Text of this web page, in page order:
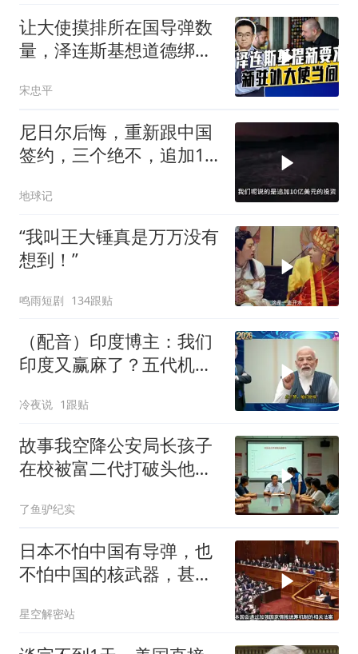
让大使摸排所在国导弹数
量，泽连斯基想道德绑架
宋忠平
尼日尔后悔，重新跟中国
签约，三个绝不，追加10
地球记
“我叫王大锤真是万万没有
想到！”
鸣雨短剧 134跟贴
（配音）印度博主：我们
印度又赢麻了？五代机还
贴上了，欧洲还排着队求
合作
冷夜说 1跟贴
故事我空降公安局长孩子
在校被富二代打破头他爹
了鱼驴纪实
日本不怕中国有导弹，也
不怕中国的核武器，甚至
星空解密站